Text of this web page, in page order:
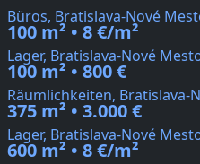
Büros, Bratislava-Nové
100 m² • 8 €/m²
Lager, Bratislava-Nové
100 m² • 800 €
Räumlichkeiten, Bratislava-
375 m² • 3.000 €
Lager, Bratislava-Nové
600 m² • 8 €/m²